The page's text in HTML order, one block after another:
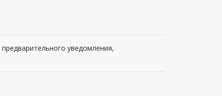
уведомления,